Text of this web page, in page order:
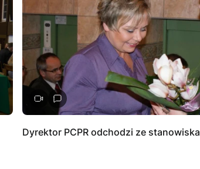
Dyrektor PCPR odchodzi ze stanowiska